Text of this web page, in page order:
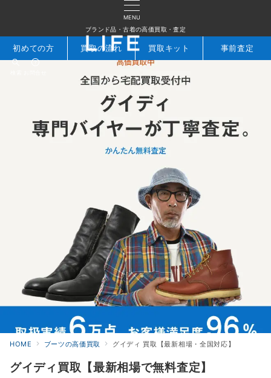
MENU
ブランド品・古着の高価買取・査定
初めての方 買取の流れ 買取キット 事前査定
HOME ブーツの高価買取 グイディ 買取【最新相場・全国対応】
グイディ買取【最新相場で無料査定】